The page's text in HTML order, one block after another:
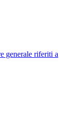
generale riferiti a